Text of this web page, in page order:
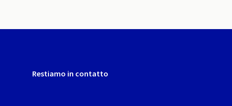
Restiamo in contatto